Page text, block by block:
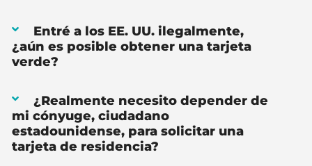
Entré a los EE. UU. ilegalmente,
¿aún es posible obtener una tarjeta
verde?
¿Realmente necesito depender de
mi cónyuge, ciudadano
estadounidense, para solicitar una
tarjeta de residencia?